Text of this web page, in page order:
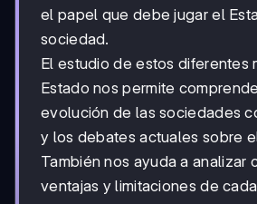
el papel que debe jugar el
sociedad.
El estudio de estos diferentes
Estado nos permite
evolución de las sociedades
y los debates actuales sobre
También nos ayuda a analizar
ventajas y limitaciones de